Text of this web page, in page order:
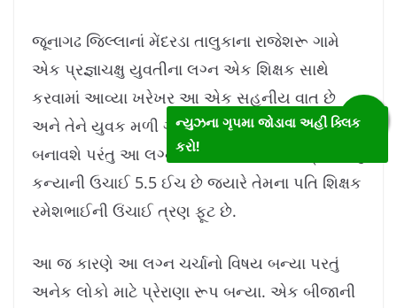
જૂનાગઢ જિલ્લાનાં મેંદરડા તાલુકાના રાજેશરૂ ગામે
એક પ્રજ્ઞાચક્ષુ યુવતીના લગ્ન એક શિક્ષક સાથે
કરવામાં આવ્યા ખરેખર આ એક સહનીય વાત છે
અને તેને યુવક મળી ગયો જે તેનું જીવન સુખમય
બનાવશે પરંતુ આ લગ્નની વિશેષતા એ છે કે પ્રજ્ઞાચક્ષુ
કન્યાની ઉચાઈ 5.5 ઈચ છે જ્યારે તેમના પતિ શિક્ષક
રમેશભાઈની ઉંચાઈ ત્રણ ફૂટ છે.
આ જ કારણે આ લગ્ન ચર્ચાનો વિષય બન્યા પરતું
અનેક લોકો માટે પ્રેરાણા રૂપ બન્યા. એક બીજાની
ન્યુઝના ગૃપમા જોડાવા અહીં ક્લિક
કરો!